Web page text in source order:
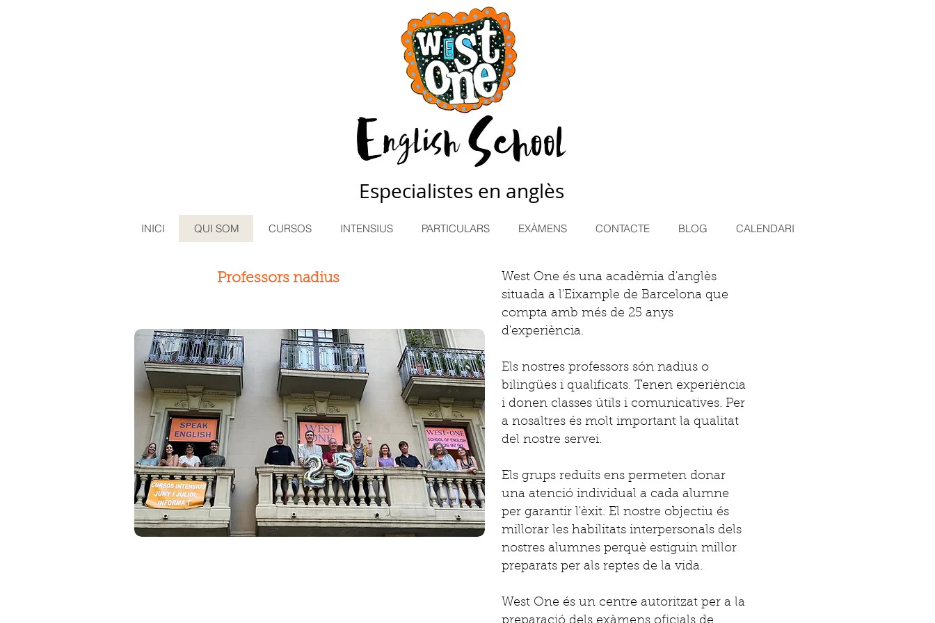
Especialistes en anglès
INICI QUI SOM CURSOS INTENSIUS PARTICULARS EXÀMENS CONTACTE BLOG CALENDARI
Professors nadius
West One és una acadèmia d'anglès
situada a l'Eixample de Barcelona que
compta amb més de 25 anys
d'experiència.
Els nostres professors són nadius o
bilingües i qualificats. Tenen experiència
i donen classes útils i comunicatives. Per
a nosaltres és molt important la qualitat
del nostre servei.
Els grups reduïts ens permeten donar
una atenció individual a cada alumne
per garantir l'èxit. El nostre objectiu és
millorar les habilitats interpersonals dels
nostres alumnes perquè estiguin millor
preparats per als reptes de la vida.
West One és un centre autoritzat per a la